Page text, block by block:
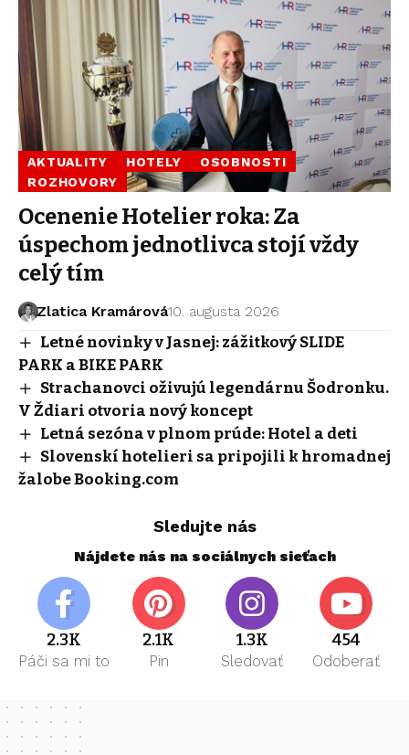
AKTUALITY HOTELY
OSOBNOSTI
ROZHOVORY
Ocenenie Hotelier roka: Za
úspechom jednotlivca stojí vždy
celý tím
Zlatica Kramárová10. augusta 2026
Letné novinky v Jasnej: zážitkový SLIDE
PARK a BIKE PARK
Strachanovci oživujú legendárnu Šodronku.
V Ždiari otvoria nový koncept
Letná sezóna v plnom prúde: Hotel a deti
Slovenskí hotelieri sa pripojili k hromadnej
žalobe Booking.com
Sledujte nás
Nájdete nás na sociálnych sieťach
2.3K
Páči sa mi to
2.1K
Pin
1.3K
Sledovať
454
Odoberať